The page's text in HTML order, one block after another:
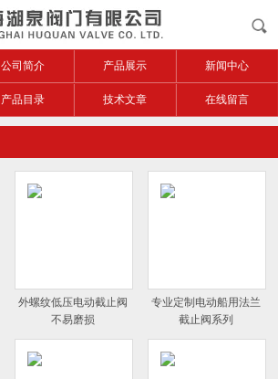
公司简介 产品展示 新闻中心
产品目录 技术文章 在线留言
外螺纹低压电动截止阀
不易磨损
专业定制电动船用法兰
截止阀系列